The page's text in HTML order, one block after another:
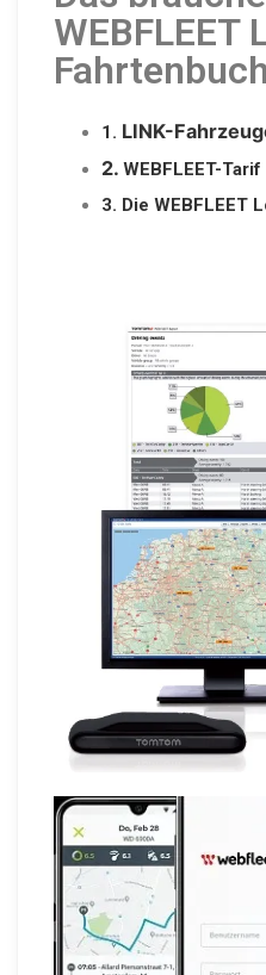
WEBFLEET
Fahrtenbuch
1. LINK-
2. WEBFLEE­T-Tarif
3. Die WEBFLEET